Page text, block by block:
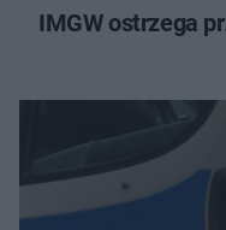
IMGW ostrzega